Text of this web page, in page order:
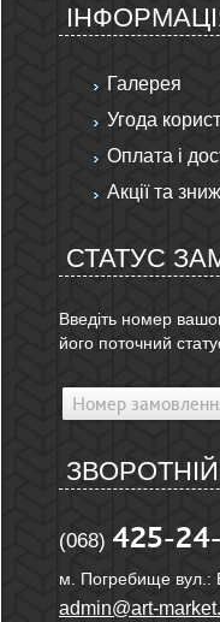
Галерея
Угода
Оплата і
Акції та
СТАТУС
Введіть номер
його поточний
(068) 425-
м. Погребище вул.:
admin@art-